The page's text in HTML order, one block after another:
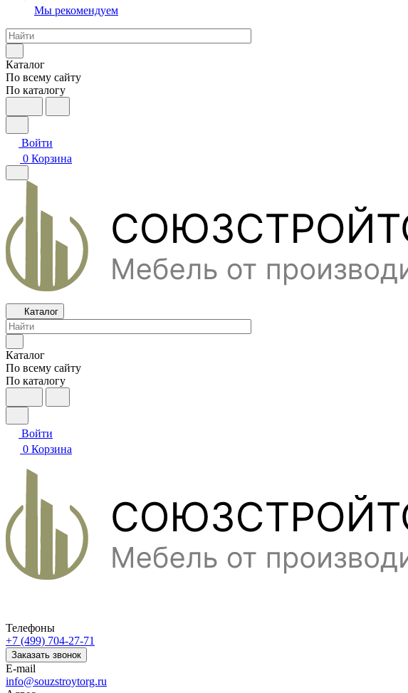
Мы рекомендуем
Каталог
По всему сайту
По каталогу
Войти
0 Корзина
Каталог
Каталог
По всему сайту
По каталогу
Войти
0 Корзина
Телефоны
+7 (499) 704-27-71
Заказать звонок
E-mail
info@souzstroytorg.ru